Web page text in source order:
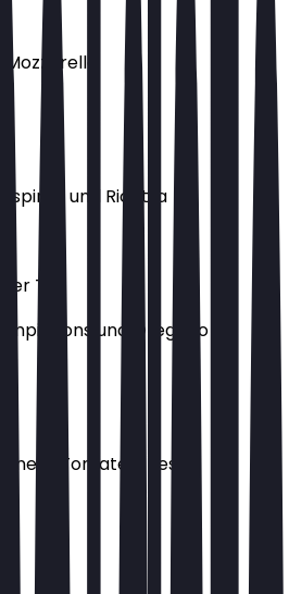
und Ricotta
Tor
und Oregano
Tomaten, Pesto,